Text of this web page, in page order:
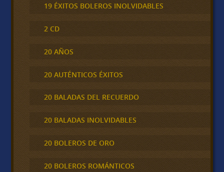
19 ÉXITOS BOLEROS INOLVIDABLES
2 CD
20 AÑOS
20 AUTÉNTICOS ÉXITOS
20 BALADAS DEL RECUERDO
20 BALADAS INOLVIDABLES
20 BOLEROS DE ORO
20 BOLEROS ROMÁNTICOS